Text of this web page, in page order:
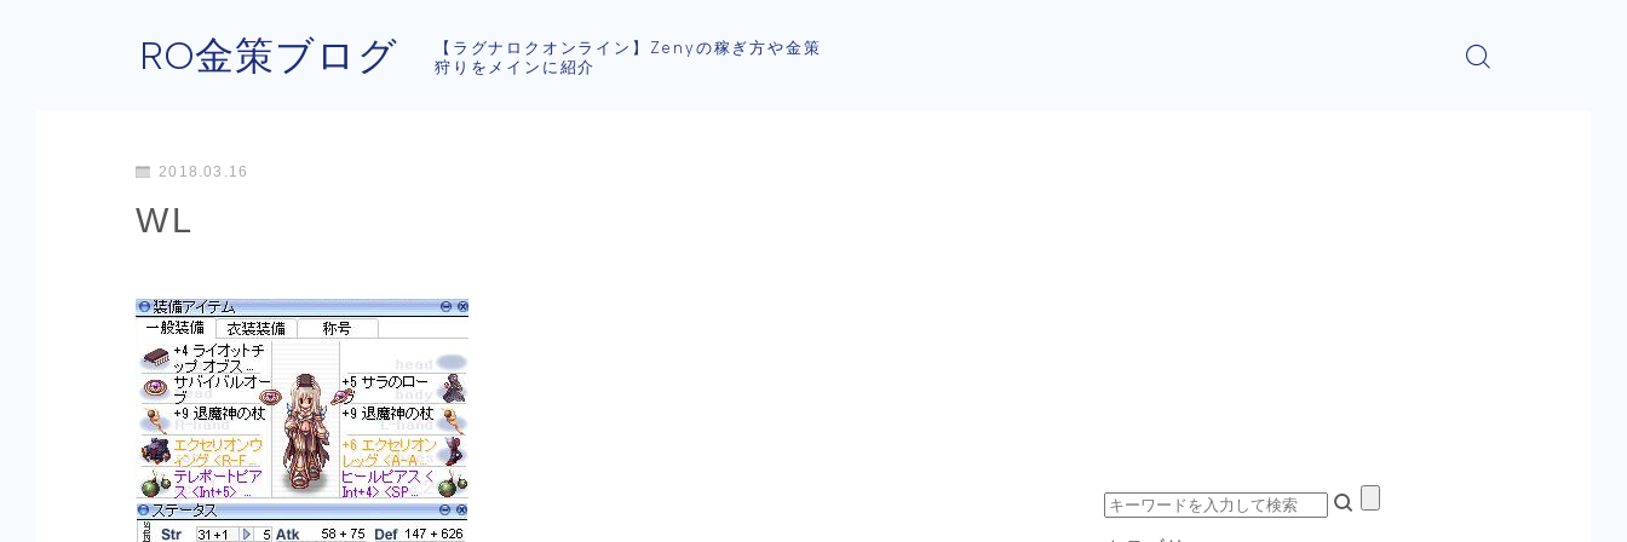
RO金策ブログ
【ラグナロクオンライン】Zenyの稼ぎ方や金策
狩りをメインに紹介
2018.03.16
WL